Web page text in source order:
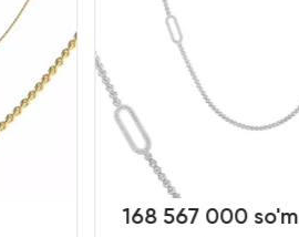
168 567 000 so'm